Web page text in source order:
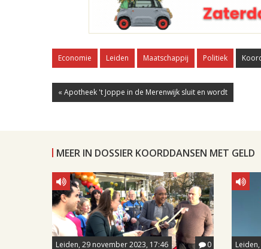
Economie Leiden Maatschappij Politiek
« Apotheek 't Joppe in de Merenwijk sluit en wordt
MEER IN DOSSIER KOORDDANSEN MET GELD
Leiden, 29 november 2023, 17:46 0